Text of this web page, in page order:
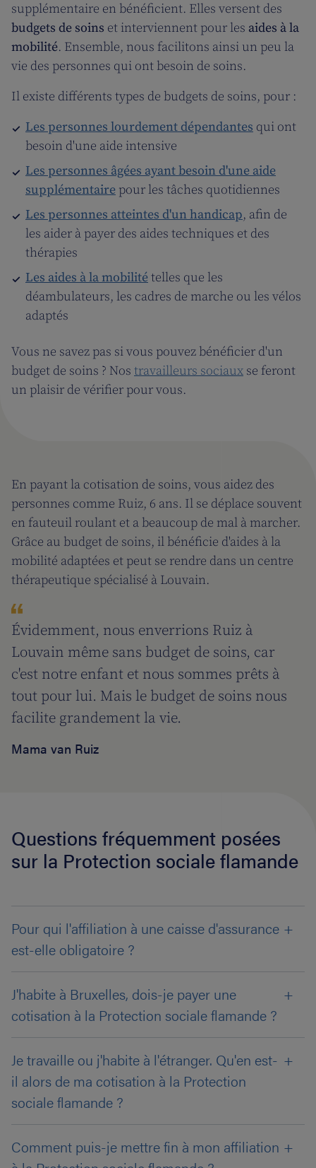
supplémentaire en bénéficient. Elles versent des
budgets de soins et interviennent pour les aides à la
mobilité. Ensemble, nous facilitons ainsi un peu la
vie des personnes qui ont besoin de soins.
Il existe différents types de budgets de soins, pour :
Les personnes lourdement dépendantes qui ont
besoin d'une aide intensive
Les personnes âgées ayant besoin d'une aide
supplémentaire pour les tâches quotidiennes
Les personnes atteintes d'un handicap, afin de
les aider à payer des aides techniques et des
thérapies
Les aides à la mobilitételles que les
déambulateurs, les cadres de marche ou les vélos
adaptés
Vous ne savez pas si vous pouvez bénéficier d'un
budget de soins ? Nos travailleurs sociaux se feront
un plaisir de vérifier pour vous.
En payant la cotisation de soins, vous aidez des
personnes comme Ruiz, 6 ans. Il se déplace souvent
en fauteuil roulant et a beaucoup de mal à marcher.
Grâce au budget de soins, il bénéficie d'aides à la
mobilité adaptées et peut se rendre dans un centre
thérapeutique spécialisé à Louvain.
Mama van Ruiz
Évidemment, nous enverrions Ruiz à
Louvain même sans budget de soins, car
c'est notre enfant et nous sommes prêts à
tout pour lui. Mais le budget de soins nous
facilite grandement la vie.
Questions fréquemment posées
sur la Protection sociale flamande
Pour qui l'affiliation à une caisse d'assurance
est-elle obligatoire ?
J'habite à Bruxelles, dois-je payer une
cotisation à la Protection sociale flamande ?
Je travaille ou j'habite à l'étranger. Qu'en est-
il alors de ma cotisation à la Protection
sociale flamande ?
Comment puis-je mettre fin à mon affiliation